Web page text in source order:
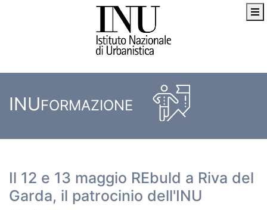
INUFORMAZIONE
Il 12 e 13 maggio REbuld a Riva del
Garda, il patrocinio dell'INU